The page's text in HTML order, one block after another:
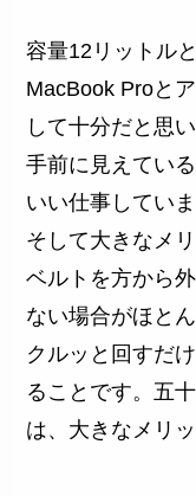
容量12リットル
MacBook Proと
して十分だと思い
手前に見えてい
いい仕事していま
そして大きなメ
ベルトを方から
ない場合がほと
クルッと回すだ
ることです。五
は、大きなメリ